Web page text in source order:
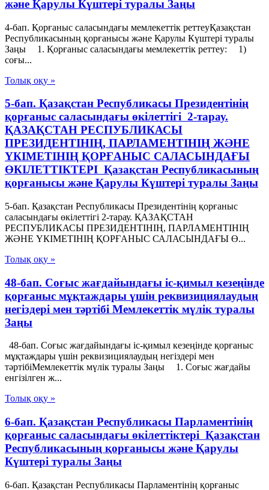
және Қарулы Күштері туралы Заңы
4-бап. Қорғаныс саласындағы мемлекеттік реттеуҚазақстан
Республикасының қорғанысы және Қарулы Күштері туралы
Заңы 1. Қорғаныс саласындағы мемлекеттік реттеу: 1)
соғы...
Толық оқу »
5-бап. Қазақстан Республикасы Президентінің
қорғаныс саласындағы өкілеттігі 2-тарау.
ҚАЗАҚСТАН РЕСПУБЛИКАСЫ
ПРЕЗИДЕНТIНIҢ, ПАРЛАМЕНТIНIҢ ЖӘНЕ
ҮКIМЕТIНIҢ ҚОРҒАНЫС САЛАСЫНДАҒЫ
ӨКIЛЕТТIКТЕРI Қазақстан Республикасының
қорғанысы және Қарулы Күштері туралы Заңы
5-бап. Қазақстан Республикасы Президентінің қорғаныс
саласындағы өкілеттігі 2-тарау. ҚАЗАҚСТАН
РЕСПУБЛИКАСЫ ПРЕЗИДЕНТIНIҢ, ПАРЛАМЕНТIНIҢ
ЖӘНЕ ҮКIМЕТIНIҢ ҚОРҒАНЫС САЛАСЫНДАҒЫ Ө...
Толық оқу »
48-бап. Соғыс жағдайындағы іс-қимыл кезеңінде
қорғаныс мұқтаждары үшін реквизициялаудың
негіздері мен тәртібі Мемлекеттік мүлік туралы
Заңы
48-бап. Соғыс жағдайындағы іс-қимыл кезеңінде қорғаныс
мұқтаждары үшін реквизициялаудың негіздері мен
тәртібіМемлекеттік мүлік туралы Заңы 1. Соғыс жағдайы
енгізілген ж...
Толық оқу »
6-бап. Қазақстан Республикасы Парламентiнің
қорғаныс саласындағы өкілеттіктері Қазақстан
Республикасының қорғанысы және Қарулы
Күштері туралы Заңы
6-бап. Қазақстан Республикасы Парламентiнің қорғаныс